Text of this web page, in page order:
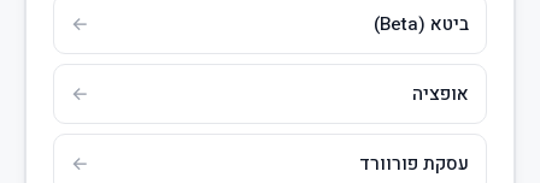
ביטא (Beta)
אופציה
עסקת פורוורד